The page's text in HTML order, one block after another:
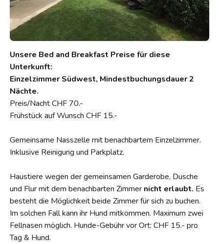
Unsere Bed and Breakfast Preise für diese
Unterkunft:
Einzelzimmer Südwest, Mindestbuchungsdauer 2
Nächte.
Preis/Nacht CHF 70.-
Frühstück auf Wunsch CHF 15.-
Gemeinsame Nasszelle mit benachbartem Einzelzimmer.
Inklusive Reinigung und Parkplatz.
Haustiere wegen der gemeinsamen Garderobe, Dusche
und Flur mit dem benachbarten Zimmer nicht erlaubt. Es
besteht die Möglichkeit beide Zimmer für sich zu buchen.
Im solchen Fall kann ihr Hund mitkommen. Maximum zwei
Fellnasen möglich. Hunde-Gebühr vor Ort: CHF 15.- pro
Tag & Hund.